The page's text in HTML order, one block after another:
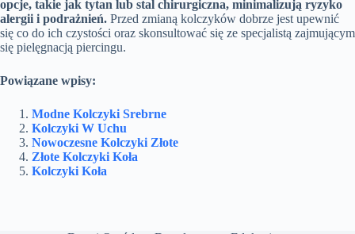
opcje, takie jak tytan lub stal chirurgiczna, minimalizują ryzyko
alergii i podrażnień. Przed zmianą kolczyków dobrze jest upewnić
się co do ich czystości oraz skonsultować się ze specjalistą zajmującym
się pielęgnacją piercingu.
Powiązane wpisy:
Modne Kolczyki Srebrne
Kolczyki W Uchu
Nowoczesne Kolczyki Złote
Złote Kolczyki Koła
Kolczyki Koła